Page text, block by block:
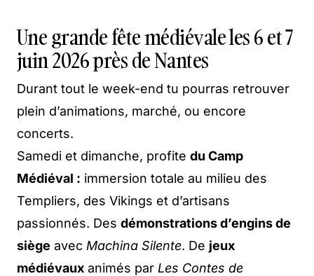
Une grande fête médiévale les 6 et 7
juin 2026 près de Nantes
Durant tout le week-end tu pourras retrouver
plein d’animations, marché, ou encore
concerts.
Samedi et dimanche, profite du Camp
Médiéval : immersion totale au milieu des
Templiers, des Vikings et d’artisans
passionnés. Des démonstrations d’engins de
siège avec Machina Silente. De jeux
médiévaux animés par Les Contes de